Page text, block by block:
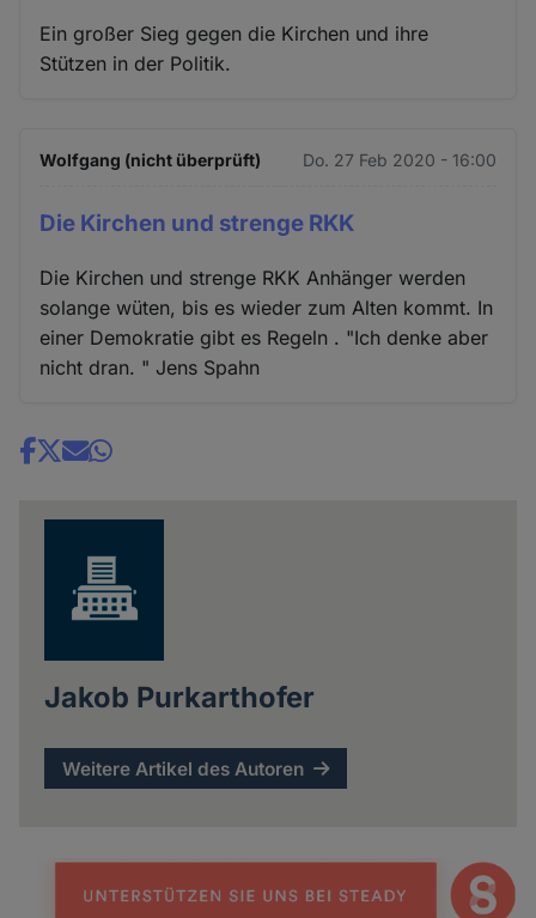
Ein großer Sieg gegen die Kirchen und ihre
Stützen in der Politik.
Wolfgang (nicht überprüft) Do. 27 Feb 2020 - 16:00
Die Kirchen und strenge RKK
Die Kirchen und strenge RKK Anhänger werden
solange wüten, bis es wieder zum Alten kommt. In
einer Demokratie gibt es Regeln . "Ich denke aber
nicht dran. " Jens Spahn
Share
Jakob Purkarthofer
Weitere Artikel des Autoren